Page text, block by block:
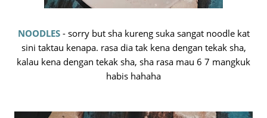
NOODLES- sorry but sha kureng suka sangat noodle kat
sini taktau kenapa. rasa dia tak kena dengan tekak sha,
kalau kena dengan tekak sha, sha rasa mau 6 7 mangkuk
habis hahaha